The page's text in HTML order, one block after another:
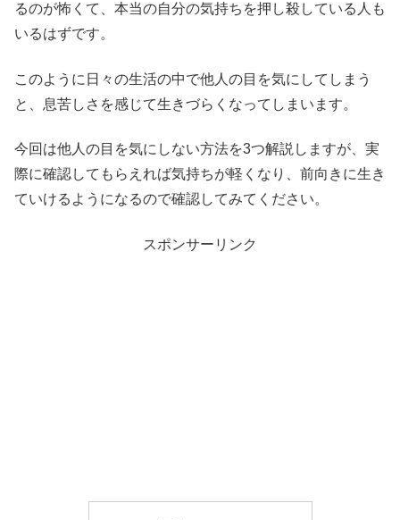
るのが怖くて、本当の自分の気持ちを押し殺している人も
いるはずです。
このように日々の生活の中で他人の目を気にしてしまう
と、息苦しさを感じて生きづらくなってしまいます。
今回は他人の目を気にしない方法を3つ解説しますが、実
際に確認してもらえれば気持ちが軽くなり、前向きに生き
ていけるようになるので確認してみてください。
スポンサーリンク